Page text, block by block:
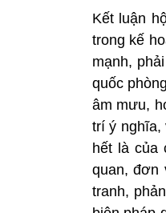
Kết luận
trong kế
mạnh,
quốc
âm mưu,
trí ý nghĩa,
hết là của
quan, đơn
tranh,